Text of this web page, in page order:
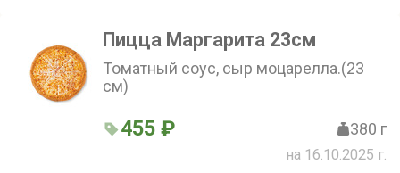
Пицца Маргарита 23см
Томатный соус, сыр моцарелла.(23
см)
455 ₽ 380 г
на 16.10.2025 г.